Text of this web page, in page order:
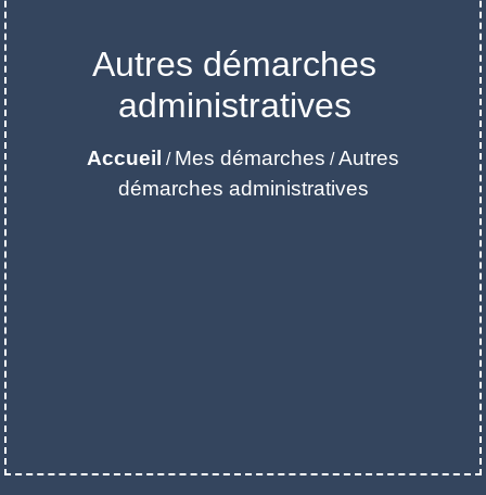
Autres démarches
administratives
Accueil / Mes démarches /Autres
démarches administratives